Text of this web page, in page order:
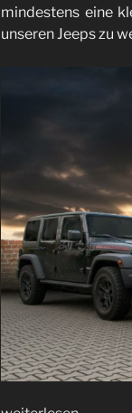
mindestens eine
unseren Jeeps zu